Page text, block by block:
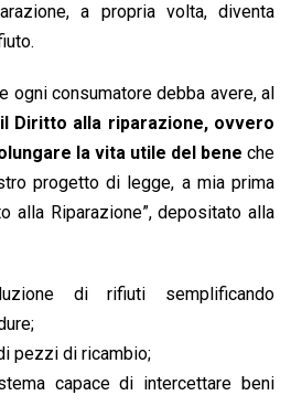
a propria volta, diventa
ogni consumatore debba avere, al
il Diritto alla riparazione, ovvero
la vita utile del bene che
progetto di legge, a mia prima
alla Riparazione”, depositato alla
di rifiuti semplificando
pezzi di ricambio;
capace di intercettare beni